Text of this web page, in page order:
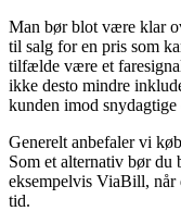
Man bør blot være klar
til salg for en pris som
tilfælde være et
ikke desto mindre
kunden imod
Generelt anbefaler vi
Som et alternativ bør du
eksempelvis ViaBill,
tid.